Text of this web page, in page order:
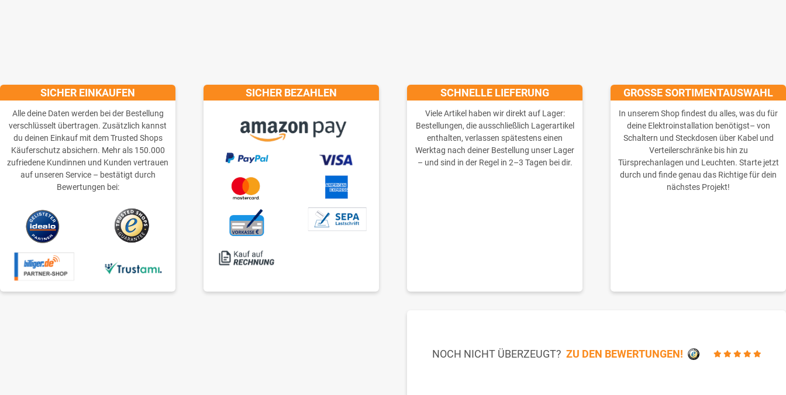
SICHER EINKAUFEN
Alle deine Daten werden bei der Bestellung
verschlüsselt übertragen. Zusätzlich kannst
du deinen Einkauf mit dem Trusted Shops
Käuferschutz absichern. Mehr als 150.000
zufriedene Kundinnen und Kunden vertrauen
auf unseren Service – bestätigt durch
Bewertungen bei:
SICHER BEZAHLEN SCHNELLE LIEFERUNG
Viele Artikel haben wir direkt auf Lager:
Bestellungen, die ausschließlich Lagerartikel
enthalten, verlassen spätestens einen
Werktag nach deiner Bestellung unser Lager
– und sind in der Regel in 2–3 Tagen bei dir.
GROSSE SORTIMENTAUSWAHL
In unserem Shop findest du alles, was du für
deine Elektroinstallation benötigst– von
Schaltern und Steckdosen über Kabel und
Verteilerschränke bis hin zu
Türsprechanlagen und Leuchten. Starte jetzt
durch und finde genau das Richtige für dein
nächstes Projekt!
NOCH NICHT ÜBERZEUGT? ZU DEN BEWERTUNGEN!